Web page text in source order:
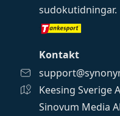
sudokutidningar.
Kontakt
Keesing Sverige
Sinovum Media